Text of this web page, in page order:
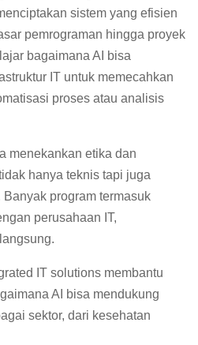
sistem yang efisien
pemrograman hingga proyek
bagaimana AI bisa
IT untuk memecahkan
proses atau analisis
menekankan etika dan
hanya teknis tapi juga
program termasuk
perusahaan IT,
IT solutions membantu
AI bisa mendukung
sektor, dari kesehatan